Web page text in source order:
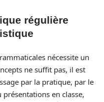
régulière
nécessite un
ne suffit pas, il est
par la pratique, par le
en classe,